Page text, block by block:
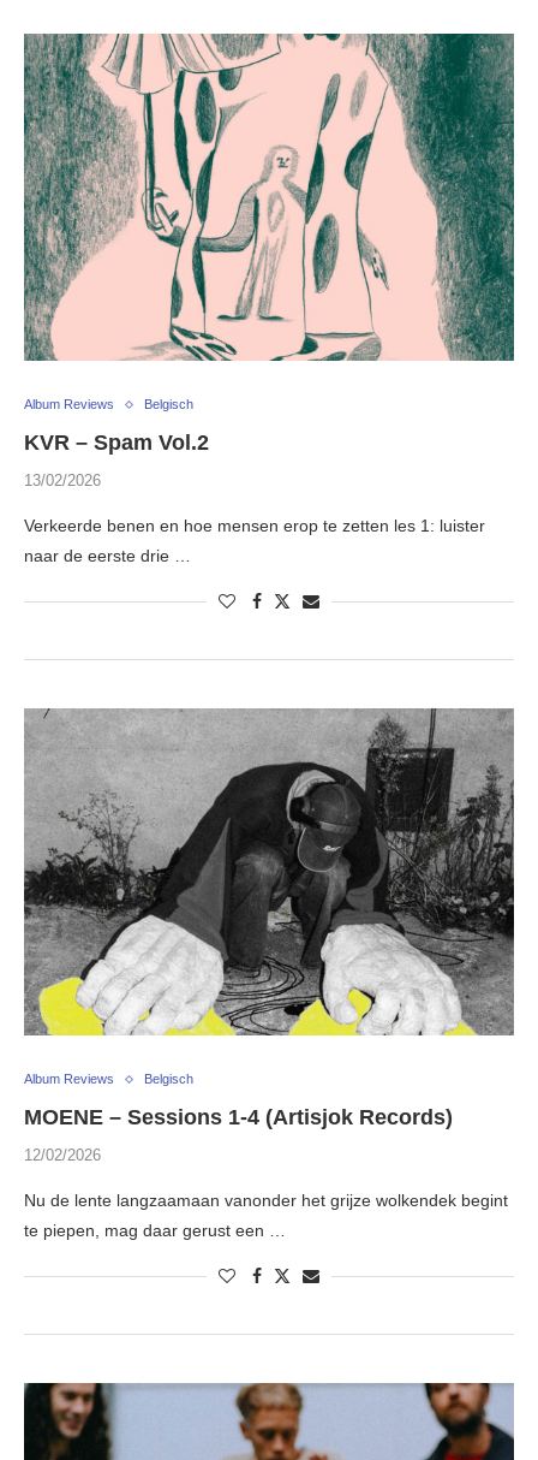
Album Reviews Belgisch
KVR – Spam Vol.2
13/02/2026
Verkeerde benen en hoe mensen erop te zetten les 1: luister
naar de eerste drie …
Album Reviews Belgisch
MOENE – Sessions 1-4 (Artisjok Records)
12/02/2026
Nu de lente langzaamaan vanonder het grijze wolkendek begint
te piepen, mag daar gerust een …